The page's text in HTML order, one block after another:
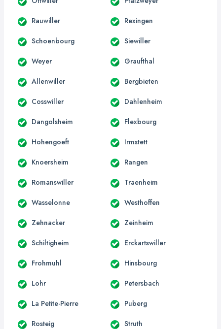
Rauwiller Rexingen
Schoenbourg Siewiller
Weyer Graufthal
Allenwiller Bergbieten
Cosswiller Dahlenheim
Dangolsheim Flexbourg
Hohengoeft Irmstett
Knoersheim Rangen
Romanswiller Traenheim
Wasselonne Westhoffen
Zehnacker Zeinheim
Schiltigheim Erckartswiller
Frohmuhl Hinsbourg
Lohr Petersbach
La Petite-Pierre Puberg
Rosteig Struth